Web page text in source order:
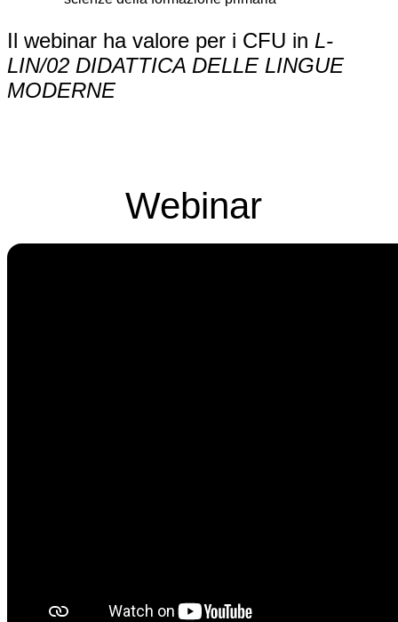
Il webinar ha valore per i CFU in L-
LIN/02 DIDATTICA DELLE LINGUE
MODERNE
Webinar